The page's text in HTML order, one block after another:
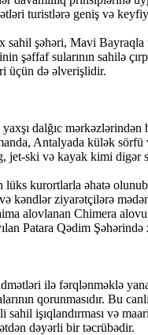
turistlərə geniş və
şəhəri, Mavi
şəffaf sularının sahilə
üçün də əlverişlidir.
dalğıc
Antalyada külək
ski və kayak kimi digər
kurortlarla əhatə
kəndlər ziyarətçilərə
alovlanan Chimera
Patara Qədim Şəhərində
ilə fərqlənməklə
qorunmasıdır. Bu
işıqlandırması və
dəyərli bir təcrübədir.